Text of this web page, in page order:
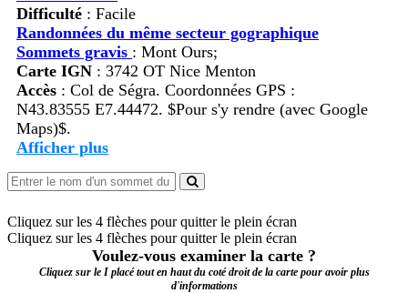
Difficulté : Facile
Randonnées du même secteur gographique
Sommets gravis : Mont Ours;
Carte IGN : 3742 OT Nice Menton
Accès : Col de Ségra. Coordonnées GPS :
N43.83555 E7.44472. $Pour s'y rendre (avec Google
Maps)$.
Afficher plus
Cliquez sur les 4 flèches pour quitter le plein écran
Cliquez sur les 4 flèches pour quitter le plein écran
Voulez-vous examiner la carte ?
Cliquez sur le I placé tout en haut du coté droit de la carte pour avoir plus
d'informations